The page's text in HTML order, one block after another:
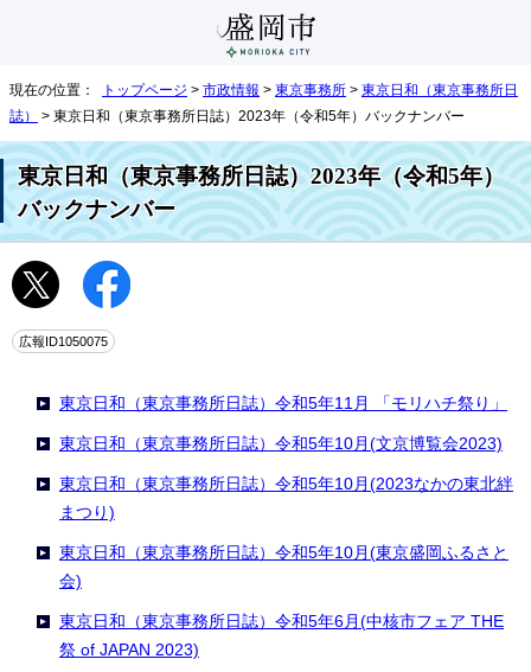
現在の位置： トップページ > 市政情報 > 東京事務所 > 東京日和（東京事務所日
誌）
> 東京日和（東京事務所日誌）2023年（令和5年）バックナンバー
東京日和（東京事務所日誌）2023年（令和5年）
バックナンバー
広報ID1050075
東京日和（東京事務所日誌）令和5年11月 「モリハチ祭り」
東京日和（東京事務所日誌）令和5年10月(文京博覧会2023)
東京日和（東京事務所日誌）令和5年10月(2023なかの東北絆
まつり)
東京日和（東京事務所日誌）令和5年10月(東京盛岡ふるさと
会)
東京日和（東京事務所日誌）令和5年6月(中核市フェア THE
祭 of JAPAN 2023)